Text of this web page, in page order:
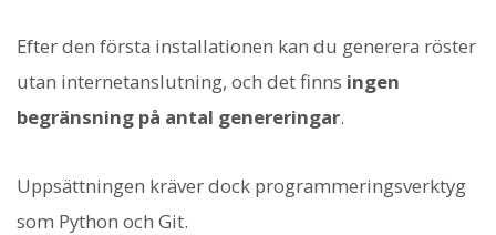
Efter den första installationen kan du generera röster
utan internetanslutning, och det finns ingen
begränsning på antal genereringar.
Uppsättningen kräver dock programmeringsverktyg
som Python och Git.